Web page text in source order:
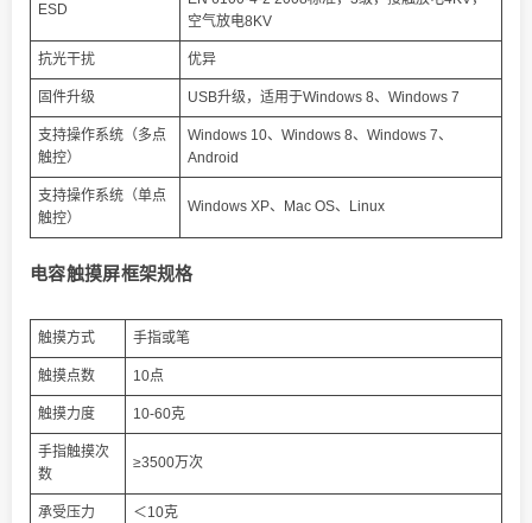
ESD
空气放电8KV
抗光干扰 优异
固件升级 USB升级，适用于Windows 8、Windows 7
支持操作系统（多点
触控）
Windows 10、Windows 8、Windows 7、
Android
支持操作系统（单点
触控）
Windows XP、Mac OS、Linux
电容触摸屏框架规格
触摸方式 手指或笔
触摸点数 10点
触摸力度 10-60克
手指触摸次
数
≥3500万次
承受压力 ＜10克